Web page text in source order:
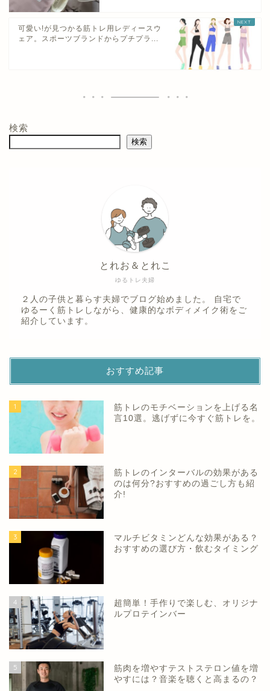
可愛い!が見つかる筋トレ用レディースウ
ェア。スポーツブランドからプチプラ...
検索
検索
ゆるトレ夫婦
とれお＆とれこ
２人の子供と暮らす夫婦でブログ始めました。 自宅で
ゆるーく筋トレしながら、健康的なボディメイク術をご
紹介しています。
おすすめ記事
1
筋トレのモチベーションを上げる名
言10選。逃げずに今すぐ筋トレを。
2
筋トレのインターバルの効果がある
のは何分?おすすめの過ごし方も紹
介!
3
マルチビタミンどんな効果がある？
おすすめの選び方・飲むタイミング
4
超簡単！手作りで楽しむ、オリジナ
ルプロテインバー
5
筋肉を増やすテストステロン値を増
やすには？音楽を聴くと高まるの？